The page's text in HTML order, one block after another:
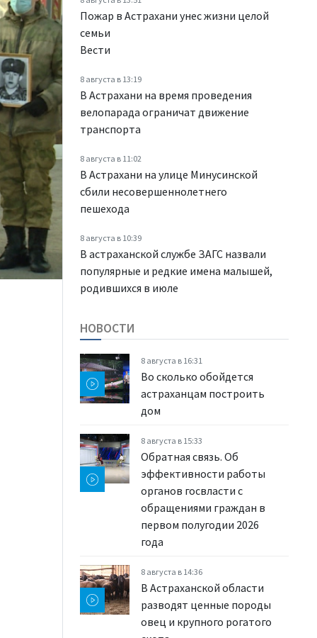
Пожар в Астрахани унес жизни целой
семьи
Вести
8 августа в 13:19
В Астрахани на время проведения
велопарада ограничат движение
транспорта
8 августа в 11:02
В Астрахани на улице Минусинской
сбили несовершеннолетнего
пешехода
8 августа в 10:39
В астраханской службе ЗАГС назвали
популярные и редкие имена малышей,
родившихся в июле
НОВОСТИ
8 августа в 16:31
Во сколько обойдется
астраханцам построить
дом
8 августа в 15:33
Обратная связь. Об
эффективности работы
органов госвласти с
обращениями граждан в
первом полугодии 2026
года
8 августа в 14:36
В Астраханской области
разводят ценные породы
овец и крупного рогатого